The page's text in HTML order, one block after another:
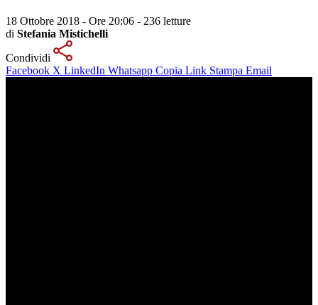
18 Ottobre 2018 - Ore 20:06 - 236 letture
di Stefania Mistichelli
Condividi
Facebook X LinkedIn Whatsapp Copia Link Stampa Email